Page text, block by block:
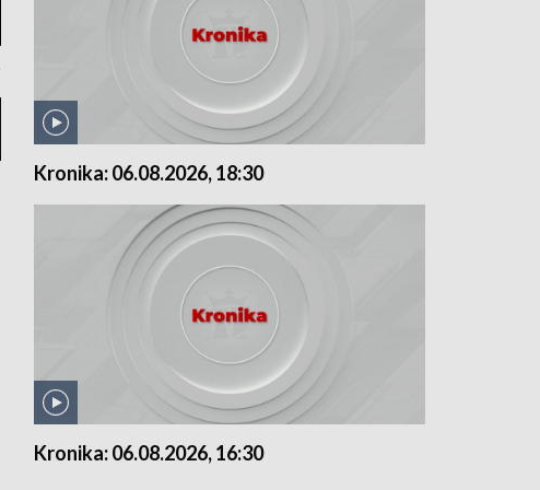
Kronika: 06.08.2026, 18:30
Kronika: 06.08.2026, 16:30